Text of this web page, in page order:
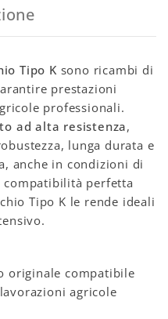
Tipo K sono ricambi di
prestazioni
professionali.
ad alta resistenza,
lunga durata e
anche in condizioni di
perfetta
Tipo K le rende ideali
originale compatibile
agricole